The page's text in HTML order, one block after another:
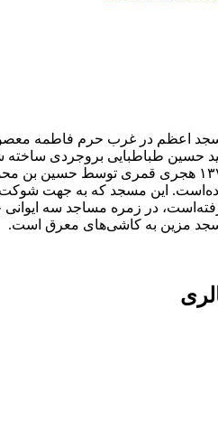
اعظم در غرب حرم فاطمه
حسین طباطبایی بروجردی
۱۳۷۴ هجری قمری توسط حسین بن
این مسجد که به جهت
در زمره مساجد سه
مزین به کاشی‌های معرق است.